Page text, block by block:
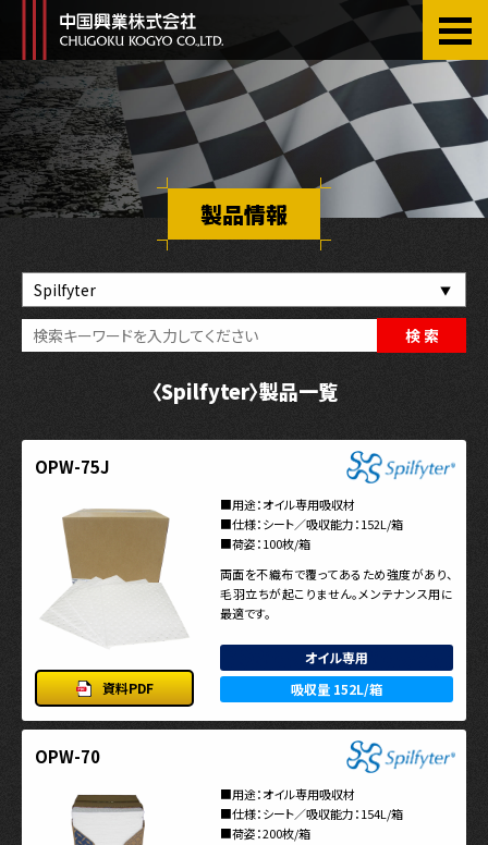
the
content
製品情報
〈Spilfyter〉製品一覧
OPW-75J
資料PDF
■用途：オイル専用吸収材
■仕様：シート／吸収能力：152L/箱
■荷姿：100枚/箱
両面を不織布で覆ってあるため強度があり、
毛羽立ちが起こりません。メンテナンス用に
最適です。
オイル専用
吸収量 152L/箱
OPW-70
■用途：オイル専用吸収材
■仕様：シート／吸収能力：154L/箱
■荷姿：200枚/箱